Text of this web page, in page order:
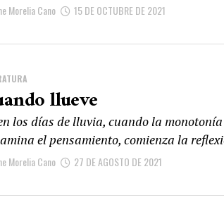
Morelia Cano 15 DE OCTUBRE DE 2021
llueve
los días de lluvia, cuando la
el pensamiento, comienza la
Morelia Cano 27 DE AGOSTO DE 2021